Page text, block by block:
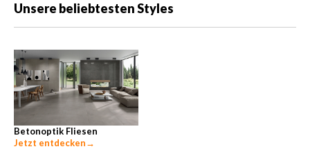
Unsere beliebtesten Styles
Betonoptik Fliesen
Jetzt entdecken→